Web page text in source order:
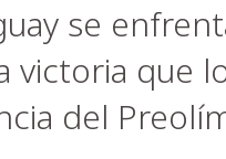
se
victoria que
del